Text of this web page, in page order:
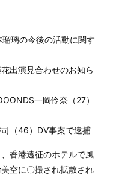
璃の今後の活動に関す
花出演見合わせのお知ら
一岡伶奈（27）
司（46）DV事案で逮捕
、香港遠征のホテルで風
空に〇撮され拡散され